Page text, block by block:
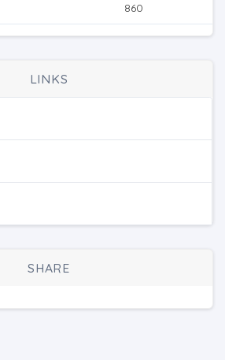
860
LINKS
SHARE